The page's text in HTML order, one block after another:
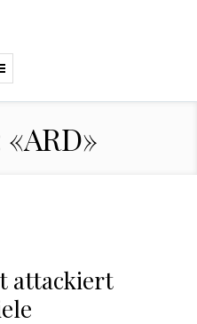
attackiert